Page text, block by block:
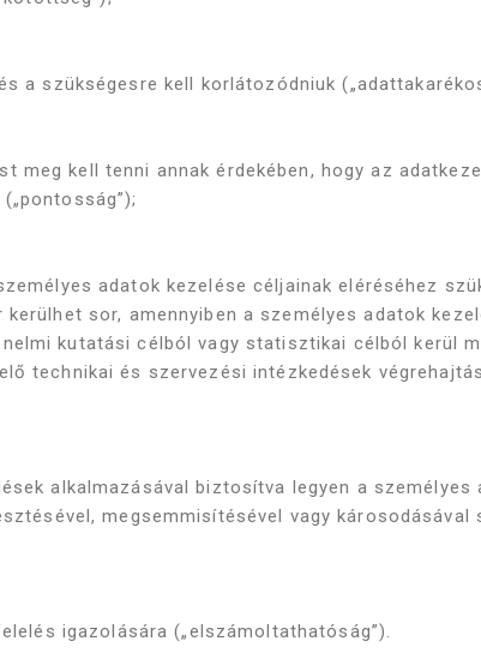
a szükségesre kell korlátozódniuk
meg kell tenni annak érdekében, hogy az
adatok kezelése céljainak eléréséhez
sor, amennyiben a személyes adatok
kutatási célból vagy statisztikai célból kerül
technikai és szervezési intézkedések
alkalmazásával biztosítva legyen a személyes
megsemmisítésével vagy károsodásával
igazolására („elszámoltathatóság”).